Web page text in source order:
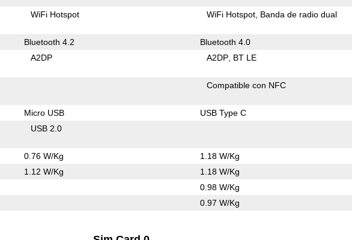
WiFi Hotspot WiFi Hotspot Banda de radio dual
Bluetooth 4.2 Bluetooth 4.0
A2DP A2DP BT LE
Compatible con NFC
Micro USB USB Type C
USB 2.0
0.76 W/Kg 1.18 W/Kg
1.12 W/Kg 1.18 W/Kg
0.98 W/Kg
0.97 W/Kg